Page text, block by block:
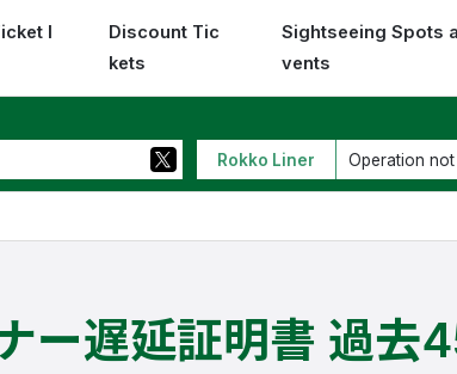
I
Discount Tic
kets
Sightseeing Spots
vents
Rokko Liner Operation
ー遅延証明書 過去